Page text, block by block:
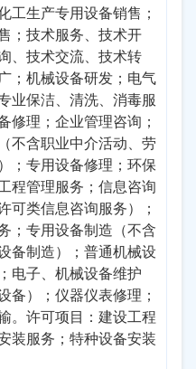
工生产专用设备销售；
；技术服务、技术开
、技术交流、技术转
；机械设备研发；电气
业保洁、清洗、消毒服
修理；企业管理咨询；
不含职业中介活动、劳
；专用设备修理；环保
程管理服务；信息咨询
可类信息咨询服务）；
；专用设备制造（不含
备制造）；普通机械设
电子、机械设备维护
备）；仪器仪表修理；
。许可项目：建设工程
装服务；特种设备安装